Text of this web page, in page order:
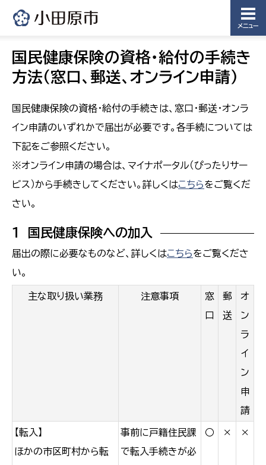
メニュー
国民健康保険の資格・給付の手続き
方法（窓口、郵送、オンライン申請）
国民健康保険の資格・給付の手続きは、窓口・郵送・オンラ
イン申請のいずれかで届出が必要です。各手続については
下記をご参照ください。
※オンライン申請の場合は、マイナポータル（ぴったりサー
ビス）から手続きしてください。詳しくはこちらをご覧くだ
さい。
１ 国民健康保険への加入
届出の際に必要なものなど、詳しくはこちらをご覧くださ
い。
主な取り扱い業務 注意事項
窓
口
郵
送
オ
ン
ラ
イ
ン
申
請
【転入】
ほかの市区町村から転
事前に戸籍住民課
で転入手続きが必
○ × ×